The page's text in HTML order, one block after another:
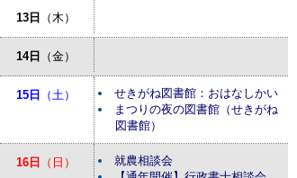
13日 （木）
14日 （金）
15日 （土）
せきがね図書館：おはなしかい
まつりの夜の図書館（せきがね
図書館）
16日 （日）
就農相談会